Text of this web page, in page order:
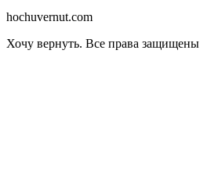
hochuvernut.com
Хочу вернуть. Все права защищены